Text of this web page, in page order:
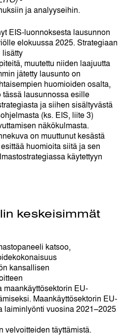
ja analyyseihin.
EIS-luonnoksesta lausunnon
elokuussa 2025. Strategiaan
lisätty
muutettu niiden laajuutta
jätetty lausunto on
huomioiden osalta,
tässä lausunnossa esille
ja siihen sisältyvästä
(ks. EIS, liite 3)
näkökulmasta.
on muuttunut kesästä
huomioita siitä ja sen
käytettyyn
keskeisimmät
katsoo,
kansallisen
maankäyttösektorin EU-
Maankäyttösektorin EU-
laiminlyönti vuosina 2021–2025
velvoitteiden täyttämistä.